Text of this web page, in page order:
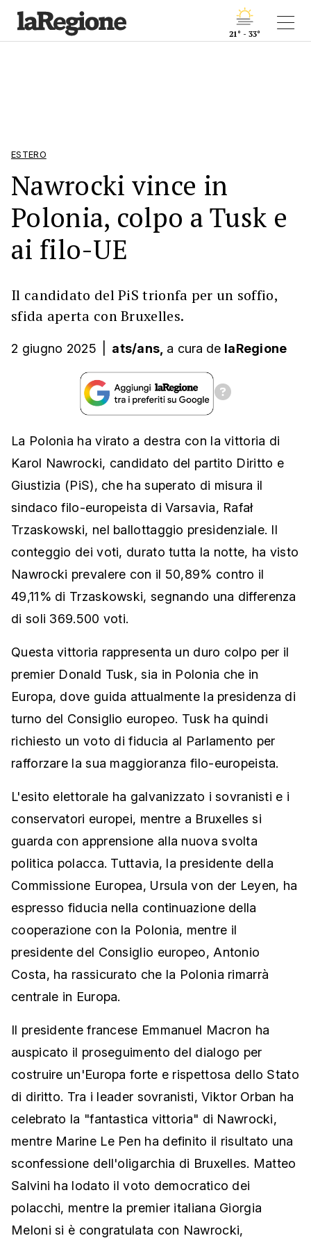
21° - 33°
ESTERO
Nawrocki vince in
Polonia, colpo a Tusk e
ai filo-UE
Il candidato del PiS trionfa per un soffio,
sfida aperta con Bruxelles.
2 giugno 2025 ats/ans, a cura de laRegione
La Polonia ha virato a destra con la vittoria di
Karol Nawrocki, candidato del partito Diritto e
Giustizia (PiS), che ha superato di misura il
sindaco filo-europeista di Varsavia, Rafał
Trzaskowski, nel ballottaggio presidenziale. Il
conteggio dei voti, durato tutta la notte, ha visto
Nawrocki prevalere con il 50,89% contro il
49,11% di Trzaskowski, segnando una differenza
di soli 369.500 voti.
Questa vittoria rappresenta un duro colpo per il
premier Donald Tusk, sia in Polonia che in
Europa, dove guida attualmente la presidenza di
turno del Consiglio europeo. Tusk ha quindi
richiesto un voto di fiducia al Parlamento per
rafforzare la sua maggioranza filo-europeista.
L'esito elettorale ha galvanizzato i sovranisti e i
conservatori europei, mentre a Bruxelles si
guarda con apprensione alla nuova svolta
politica polacca. Tuttavia, la presidente della
Commissione Europea, Ursula von der Leyen, ha
espresso fiducia nella continuazione della
cooperazione con la Polonia, mentre il
presidente del Consiglio europeo, Antonio
Costa, ha rassicurato che la Polonia rimarrà
centrale in Europa.
Il presidente francese Emmanuel Macron ha
auspicato il proseguimento del dialogo per
costruire un'Europa forte e rispettosa dello Stato
di diritto. Tra i leader sovranisti, Viktor Orban ha
celebrato la "fantastica vittoria" di Nawrocki,
mentre Marine Le Pen ha definito il risultato una
sconfessione dell'oligarchia di Bruxelles. Matteo
Salvini ha lodato il voto democratico dei
polacchi, mentre la premier italiana Giorgia
Meloni si è congratulata con Nawrocki,